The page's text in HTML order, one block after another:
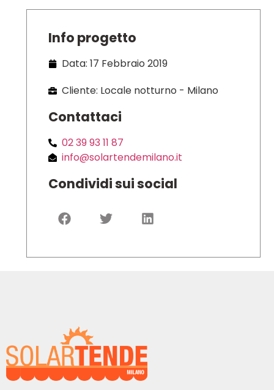
Info progetto
Data: 17 Febbraio 2019
Cliente: Locale notturno - Milano
Contattaci
02 39 93 11 87
info@solartendemilano.it
Condividi sui social